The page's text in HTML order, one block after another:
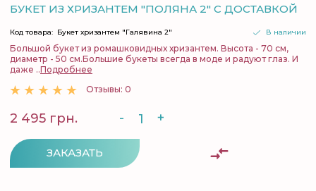
БУКЕТ ИЗ ХРИЗАНТЕМ "ПОЛЯНА 2" С ДОСТАВКОЙ
В наличии
Код товара: Букет хризантем "Галявина 2"
Большой букет из ромашковидных хризантем. Высота - 70 см,
диаметр - 50 см.Большие букеты всегда в моде и радуют глаз. И
даже ..Подробнее
Отзывы: 0
2 495 грн. - +
ЗАКАЗАТЬ